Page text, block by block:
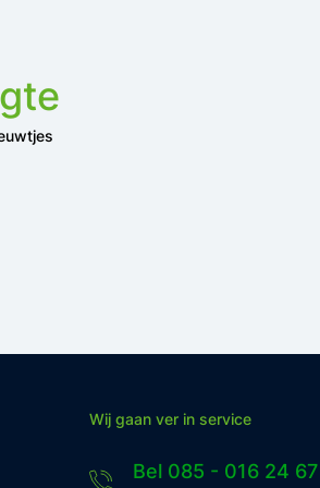
Wij gaan ver in service
Bel 085 - 016 24 67